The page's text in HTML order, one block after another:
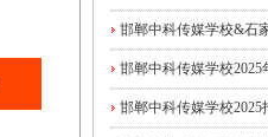
邯郸中科传媒学校&石
邯郸中科传媒学校2025
邯郸中科传媒学校2025